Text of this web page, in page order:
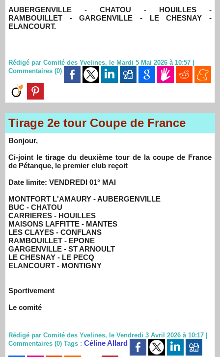
AUBERGENVILLE - CHATOU - HOUILLES -
RAMBOUILLET - GARGENVILLE - LE CHESNAY -
ELANCOURT.
Rédigé par Comité des Yvelines, le Mardi 5 Mai 2026 à 10:57
Commentaires (0)
Tirage 2e tour Coupe de France
Bonjour,
Ci-joint le tirage du deuxième tour de la coupe de France
de Pétanque, le premier club reçoit
Date limite: VENDREDI 01° MAI
MONTFORT L'AMAURY - AUBERGENVILLE
BUC - CHATOU
CARRIERES - HOUILLES
MAISONS LAFFITTE - MANTES
LES CLAYES - CONFLANS
RAMBOUILLET - EPONE
GARGENVILLE - ST ARNOULT
LE CHESNAY - LE PECQ
ELANCOURT - MONTIGNY
Sportivement
Le comité
Rédigé par Comité des Yvelines, le Vendredi 3 Avril 2026 à 10:17
Commentaires (0) Tags : Céline Allard